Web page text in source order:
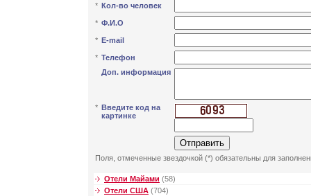
* Кол-во человек
* Ф.И.О
* E-mail
* Телефон
Доп. информация
* Введите код на
картинке
Поля, отмеченные звездочкой (*) обязательны для
Отели Майами (58)
Отели США (704)